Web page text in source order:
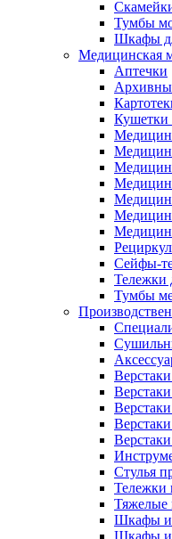
Тумбы
Шкафы
Медицинская
Аптечки
Кушетки
Сейфы-
Тележки
Тумбы
Стулья
Тележки
Тяжелые
Шкафы
Шкафы